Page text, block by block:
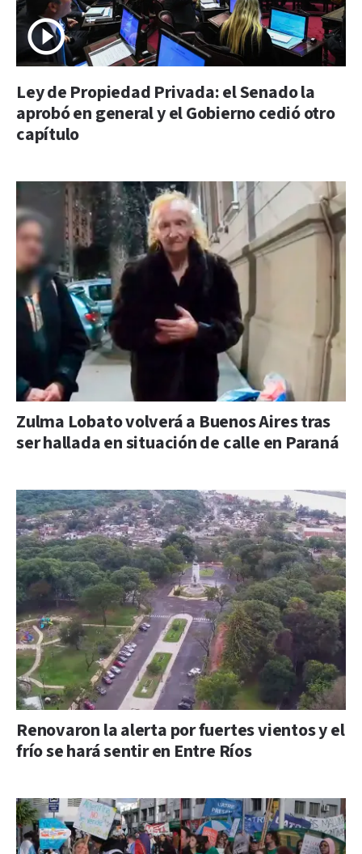
Ley de Propiedad Privada: el Senado la
aprobó en general y el Gobierno cedió otro
capítulo
Zulma Lobato volverá a Buenos Aires tras
ser hallada en situación de calle en Paraná
Renovaron la alerta por fuertes vientos y el
frío se hará sentir en Entre Ríos